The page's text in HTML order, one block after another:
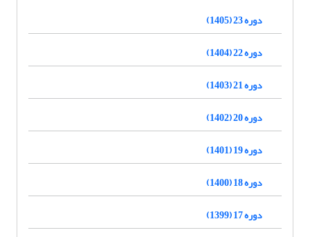
دوره 23 (1405)
دوره 22 (1404)
دوره 21 (1403)
دوره 20 (1402)
دوره 19 (1401)
دوره 18 (1400)
دوره 17 (1399)